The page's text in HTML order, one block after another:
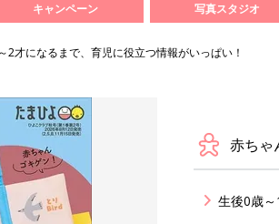
キャンペーン 写真スタジオ
才になるまで、育児に役立つ情報がいっぱい！
赤ちゃ
生後0歳